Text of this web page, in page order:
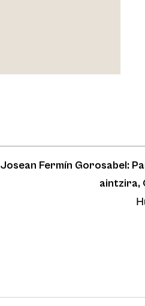
Josean Fermín Gorosabel:
aintzira,